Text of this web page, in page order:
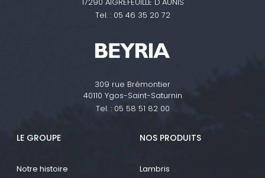
17290 AIGREFEUILLE D'AUNIS
Tel. : 05 46 35 20 72
309 rue Brémontier
40110 Ygos-Saint-Saturnin
Tel. : 05 58 51 82 00
LE GROUPE
Notre histoire
NOS PRODUITS
Lambris